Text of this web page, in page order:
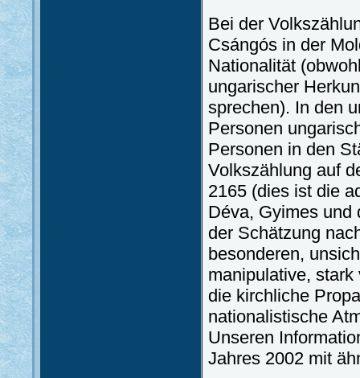
Bei der
Csángós in der
Nationalität
ungarischer
sprechen). In den
Personen
Personen in den
Volkszählung auf
2165 (dies ist die
Déva, Gyimes und
der Schätzung
besonderen,
manipulative,
die kirchliche
nationalistische
Unseren
Jahres 2002 mit